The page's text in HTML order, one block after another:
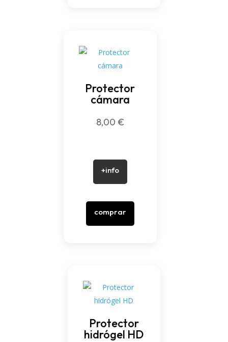
Protector
cámara
8,00 €
+info
comprar
Protector
hidrógel HD